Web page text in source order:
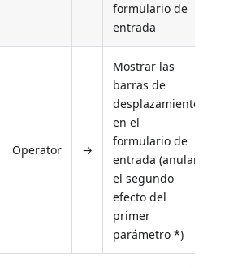
formulario de
entrada
Operator →
Mostrar las
barras de
desplazamiento
en el
formulario de
entrada (anular
el segundo
efecto del
primer
parámetro *)